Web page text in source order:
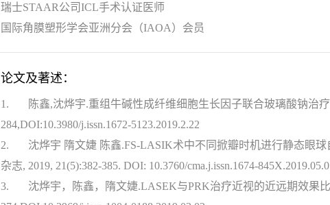
瑞士STAAR公司ICL手术认证医师
国际角膜塑形学会亚洲分会（IAOA）会员
论文及著述：
1. 陈鑫,沈烨宇.重组牛碱性成纤维细胞生长因子联合玻璃酸钠治疗
284,DOI:10.3980/j.issn.1672-5123.2019.2.22
2. 沈烨宇 隋文婕 陈鑫.FS-LASIK术中不同掀瓣时机进行静态眼球
杂志, 2019, 21(5):382-385. DOI: 10.3760/cma.j.issn.1674-
3. 沈烨宇，陈鑫，隋文婕.LASEK与PRK治疗近视的近远期效果比